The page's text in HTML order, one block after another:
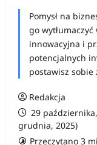
Pomysł na
go
innowacyjna i
potencjalnych
postawisz sobie
Redakcja
29
grudnia, 2025)
Przeczytano 3